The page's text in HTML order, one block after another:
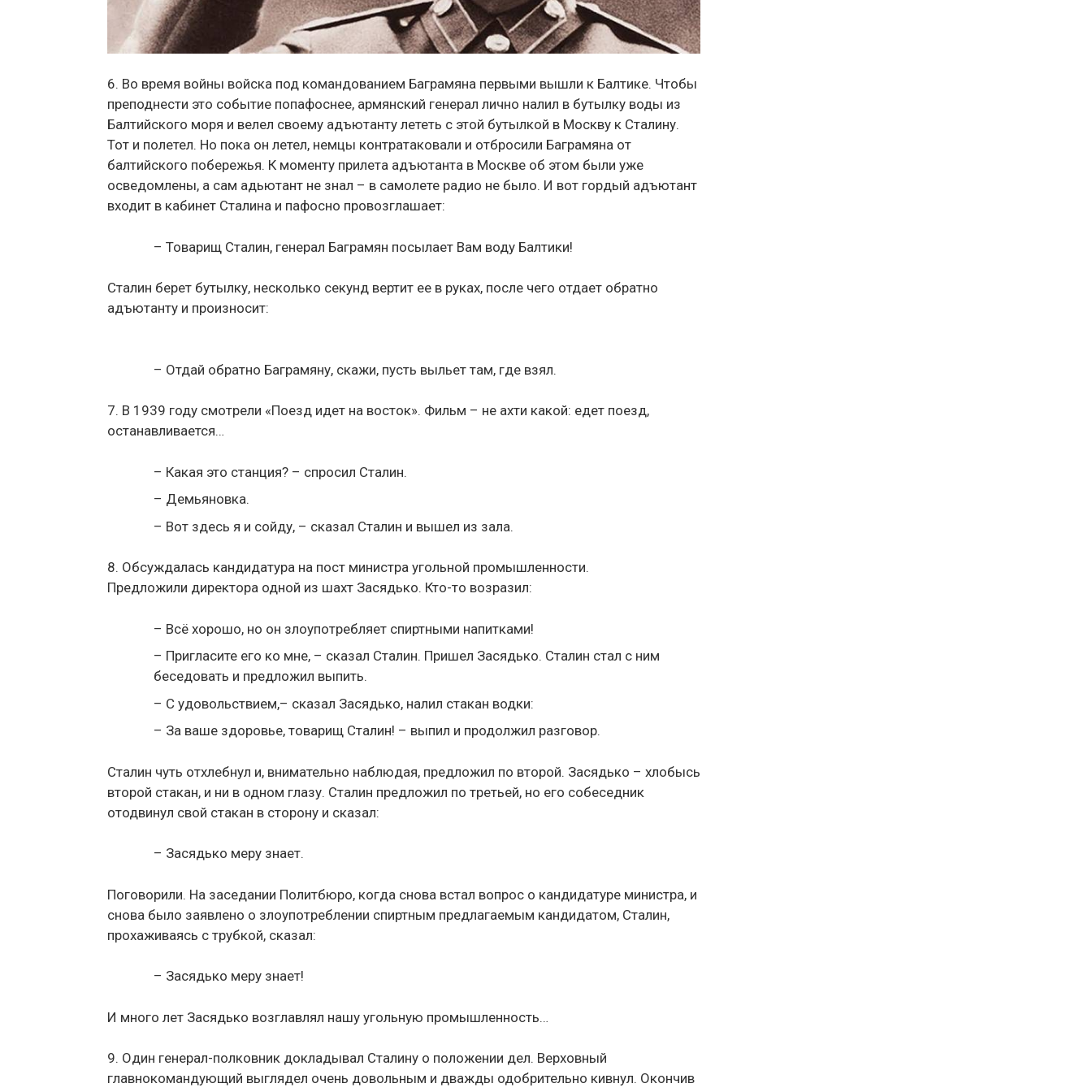
6. Во время войны войска под командованием Баграмяна первыми вышли к Балтике. Чтобы
преподнести это событие попафоснее, армянский генерал лично налил в бутылку воды из
Балтийского моря и велел своему адъютанту лететь с этой бутылкой в Москву к Сталину.
Тот и полетел. Но пока он летел, немцы контратаковали и отбросили Баграмяна от
балтийского побережья. К моменту прилета адъютанта в Москве об этом были уже
осведомлены, а сам адьютант не знал – в самолете радио не было. И вот гордый адъютант
входит в кабинет Сталина и пафосно провозглашает:
– Товарищ Сталин, генерал Баграмян посылает Вам воду Балтики!
Сталин берет бутылку, несколько секунд вертит ее в руках, после чего отдает обратно
адъютанту и произносит:
– Отдай обратно Баграмяну, скажи, пусть выльет там, где взял.
7. В 1939 году смотрели «Поезд идет на восток». Фильм – не ахти какой: едет поезд,
останавливается…
– Какая это станция? – спросил Сталин.
– Демьяновка.
– Вот здесь я и сойду, – сказал Сталин и вышел из зала.
8. Обсуждалась кандидатура на пост министра угольной промышленности.
Предложили директора одной из шахт Засядько. Кто-то возразил:
– Всё хорошо, но он злоупотребляет спиртными напитками!
– Пригласите его ко мне, – сказал Сталин. Пришел Засядько. Сталин стал с ним
беседовать и предложил выпить.
– С удовольствием,– сказал Засядько, налил стакан водки:
– За ваше здоровье, товарищ Сталин! – выпил и продолжил разговор.
Сталин чуть отхлебнул и, внимательно наблюдая, предложил по второй. Засядько – хлобысь
второй стакан, и ни в одном глазу. Сталин предложил по третьей, но его собеседник
отодвинул свой стакан в сторону и сказал:
– Засядько меру знает.
Поговорили. На заседании Политбюро, когда снова встал вопрос о кандидатуре министра, и
снова было заявлено о злоупотреблении спиртным предлагаемым кандидатом, Сталин,
прохаживаясь с трубкой, сказал:
– Засядько меру знает!
И много лет Засядько возглавлял нашу угольную промышленность…
9. Один генерал-полковник докладывал Сталину о положении дел. Верховный
главнокомандующий выглядел очень довольным и дважды одобрительно кивнул. Окончив